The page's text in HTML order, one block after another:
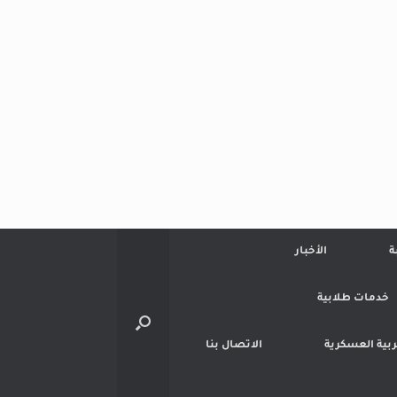
الأخبار
خدمات طلابية
العسكرية الاتصال بنا